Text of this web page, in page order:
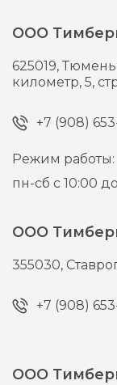
ООО
625019,Тюмень
километр, 5,
+7 (908)
Режим работы:
пн-сб с 10:00
ООО
355030,
+7 (908)
ООО